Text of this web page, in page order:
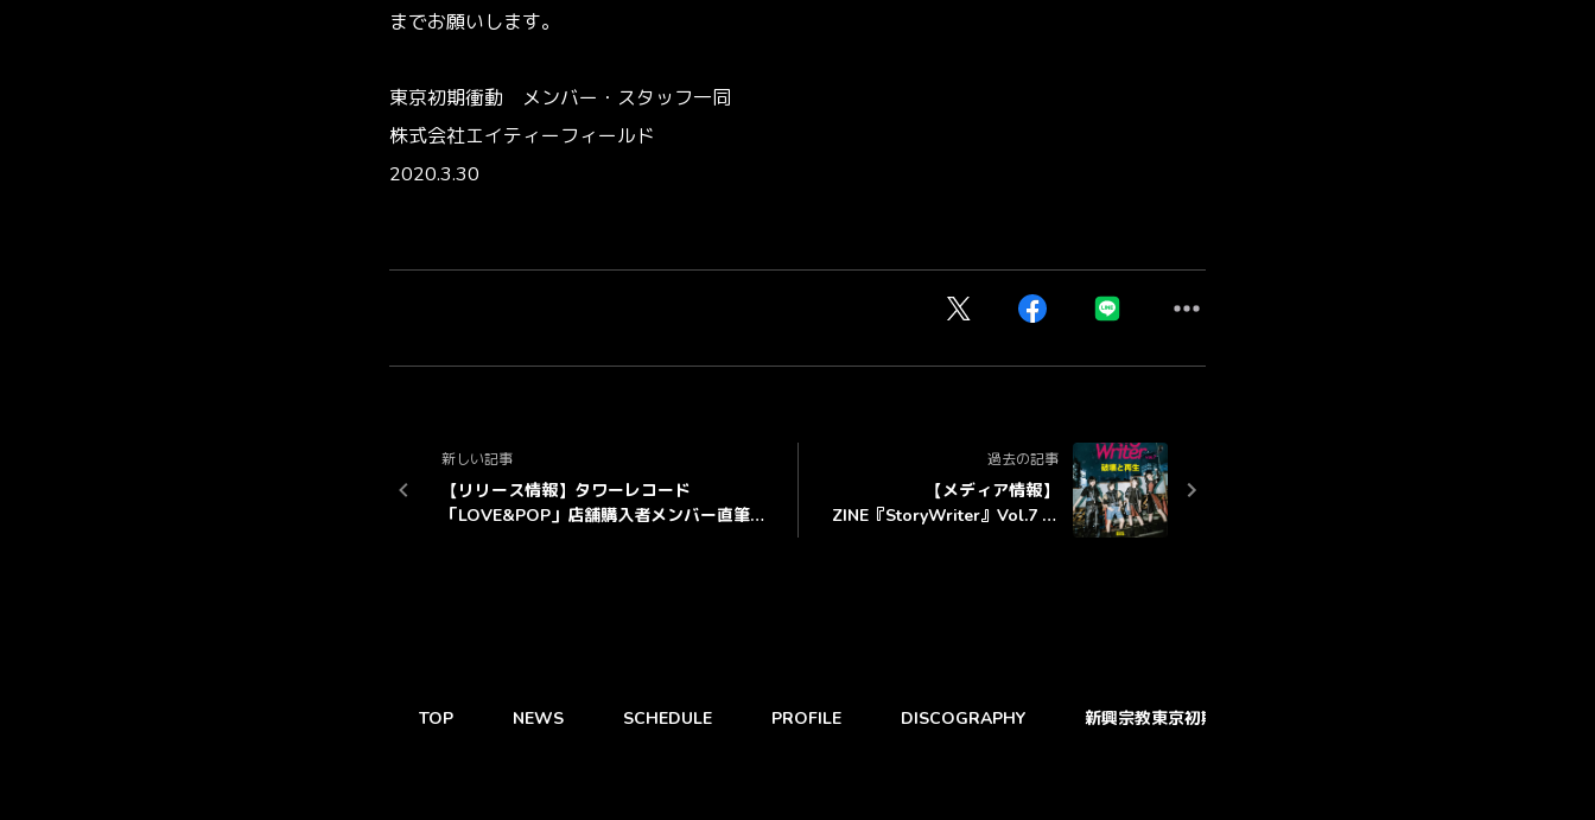
までお願いします。
東京初期衝動 メンバー・スタッフ一同
株式会社エイティーフィールド
2020.3.30
新しい記事
【リリース情報】タワーレコード
「LOVE&POP」店舗購入者メンバー直筆メ
過去の記事
【メディア情報】
ZINE『StoryWriter』Vol.7 メ
TOP NEWS SCHEDULE PROFILE DISCOGRAPHY 新興宗教東京初期衝動